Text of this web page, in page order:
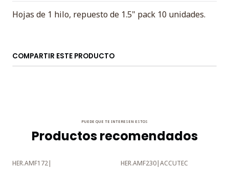
Hojas de 1 hilo, repuesto de 1.5" pack 10 unidades.
COMPARTIR ESTE PRODUCTO
PUEDE QUE TE INTERESEN ESTOS
Productos recomendados
HER.AMF172| HER.AMF230|ACCUTEC